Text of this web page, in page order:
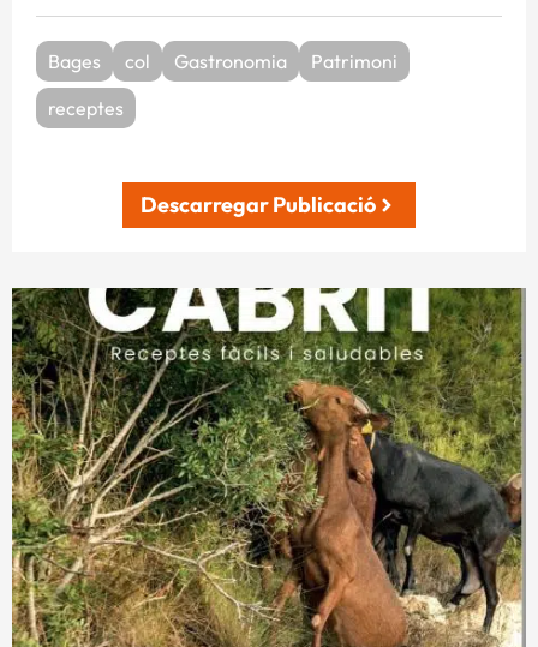
Bages col Gastronomia
Patrimoni
receptes
Descarregar Publicació